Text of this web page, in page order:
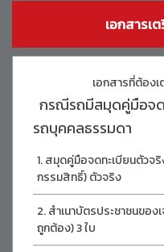
เอกสารเ
เอกสารที่ต้อง
กรณีรถมีสมุดคู่มือจด
รถบุคคลธรรมดา
สมุดคู่มือจดทะเบียนตัวจริ
กรรมสิทธิ์) ตัวจริง
สำเนาบัตรประชาชนของ
ถูกต้อง) 3 ใบ